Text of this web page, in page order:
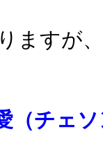
ますが
（チェ